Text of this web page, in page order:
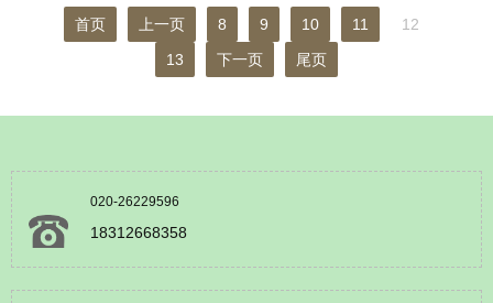
首页 上一页 8 9 10 11
12
13
下一页 尾页
020-26229596
18312668358